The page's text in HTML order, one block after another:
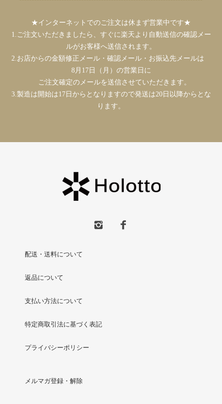
★インターネットでのご注文は休まず営業中です★
1.ご注文いただきましたら、すぐに楽天より自動送信の確認メー
ルがお客様へ送信されます。
2.お店からの金額修正メール・確認メール・お振込先メールは
8月17日（月）の営業日に
ご注文確定のメールを送信させていただきます。
3.製造は開始は17日からとなりますので発送は20日以降からとな
ります。
配送・送料について
返品について
支払い方法について
特定商取引法に基づく表記
プライバシーポリシー
メルマガ登録・解除